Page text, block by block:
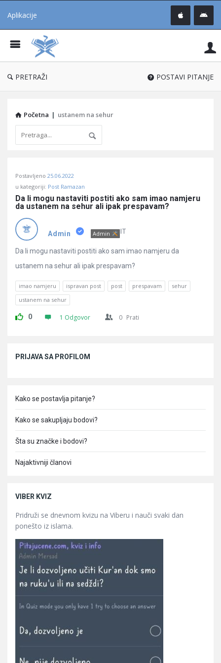
Aplikacije
®
PRETRAŽI POSTAVI PITANJE
Početna | ustanem na sehur
Učene
Latest
Pitanja
Postavljeno 25.06.2022
u kategoriji: Post Ramazan
Da li mogu nastaviti postiti ako sam imao namjeru
da ustanem na sehur ali ipak prespavam?
Admin Admin IT
Da li mogu nastaviti postiti ako sam imao namjeru da
ustanem na sehur ali ipak prespavam?
imao namjeru ispravan post post prespavam
sehur
ustanem na sehur
0 1 Odgovor 0 Prati
PRIJAVA SA PROFILOM
Kako se postavlja pitanje?
Kako se sakupljaju bodovi?
Šta su značke i bodovi?
Najaktivniji članovi
VIBER KVIZ
Pridruži se dnevnom kvizu na Viberu i nauči svaki dan
ponešto iz islama.